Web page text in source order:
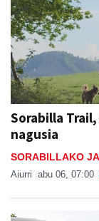
Sorabilla
nagusia
SORABILLAKO
Aiurri abu 06, 07:00